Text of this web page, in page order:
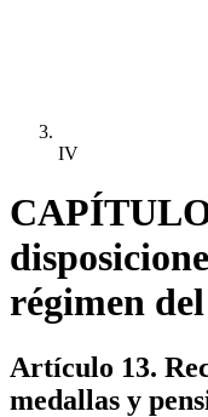
IV
régimen
Artículo 13.
medallas y